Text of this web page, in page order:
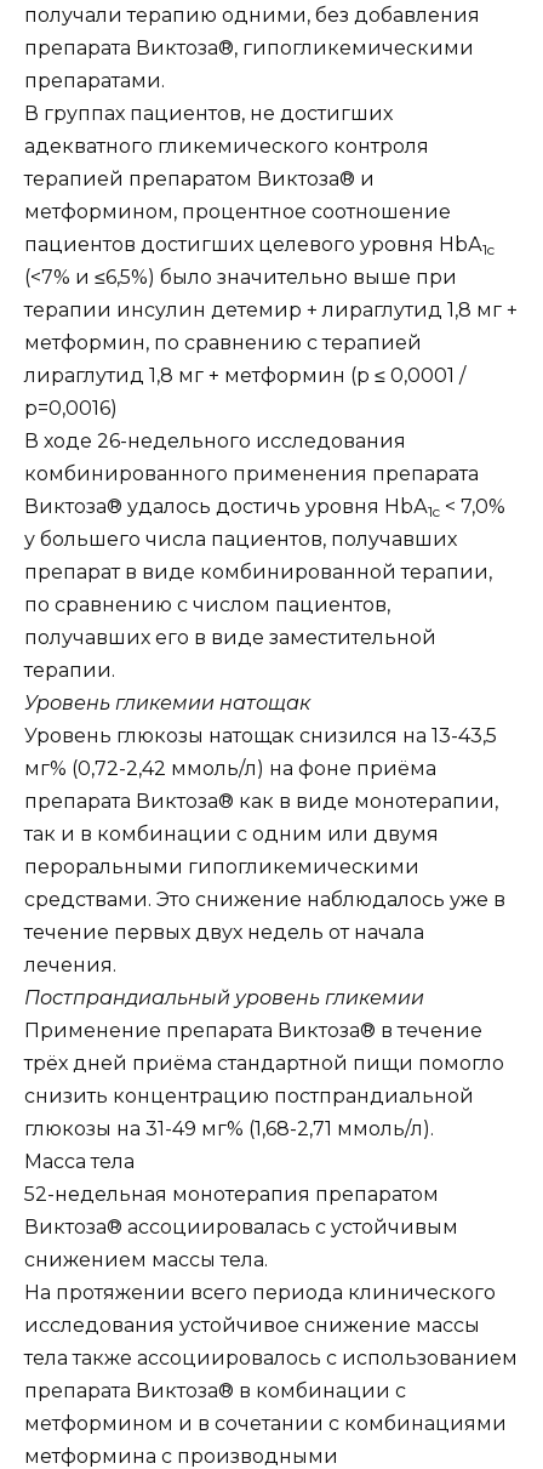
получали терапию одними, без добавления
препарата Виктоза®, гипогликемическими
препаратами.
В группах пациентов, не достигших
адекватного гликемического контроля
терапией препаратом Виктоза® и
метформином, процентное соотношение
пациентов достигших целевого уровня НbА1c
(<7% и ≤6,5%) было значительно выше при
терапии инсулин детемир + лираглутид 1,8 мг +
метформин, по сравнению с терапией
лираглутид 1,8 мг + метформин (р ≤ 0,0001 /
р=0,0016)
В ходе 26-недельного исследования
комбинированного применения препарата
Виктоза® удалось достичь уровня НbА1c < 7,0%
у большего числа пациентов, получавших
препарат в виде комбинированной терапии,
по сравнению с числом пациентов,
получавших его в виде заместительной
терапии.
Уровень гликемии натощак
Уровень глюкозы натощак снизился на 13-43,5
мг% (0,72-2,42 ммоль/л) на фоне приёма
препарата Виктоза® как в виде монотерапии,
так и в комбинации с одним или двумя
пероральными гипогликемическими
средствами. Это снижение наблюдалось уже в
течение первых двух недель от начала
лечения.
Постпрандиальный уровень гликемии
Применение препарата Виктоза® в течение
трёх дней приёма стандартной пищи помогло
снизить концентрацию постпрандиальной
глюкозы на 31-49 мг% (1,68-2,71 ммоль/л).
Масса тела
52-недельная монотерапия препаратом
Виктоза® ассоциировалась с устойчивым
снижением массы тела.
На протяжении всего периода клинического
исследования устойчивое снижение массы
тела также ассоциировалось с использованием
препарата Виктоза® в комбинации с
метформином и в сочетании с комбинациями
метформина с производными